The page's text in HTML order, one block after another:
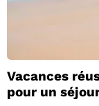
Vacances
pour un